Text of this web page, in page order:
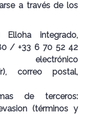
a través de los
integrado,
/ +33 6 70 52 42
correo postal,
de terceros:
(términos y